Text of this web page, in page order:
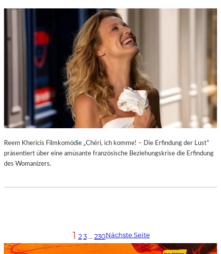
Reem Khericis Filmkomödie „Chéri, ich komme! – Die Erfindung der Lust“
präsentiert über eine amüsante französische Beziehungskrise die Erfindung
des Womanizers.
1 2 3 … 230Nächste Seite